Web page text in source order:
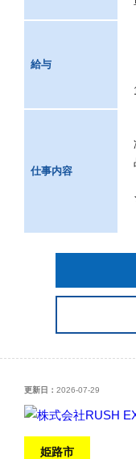
給与
仕事内容
更新日： 2026-07-29
姫路市